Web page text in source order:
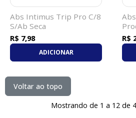
Abs Intimus Trip Pro C/8
S/Ab Seca
R$ 7,98
ADICIONAR
R$
Voltar ao topo
Mostrando de 1 a 12 de